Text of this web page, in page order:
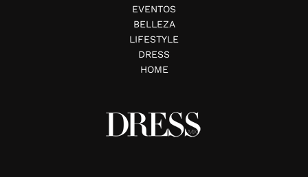
EVENTOS
BELLEZA
LIFESTYLE
DRESS
HOME